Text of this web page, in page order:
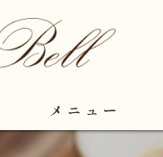
メニュー